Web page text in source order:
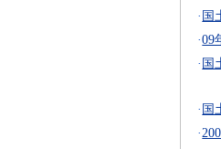
· 国
·09
· 国
· 国
·